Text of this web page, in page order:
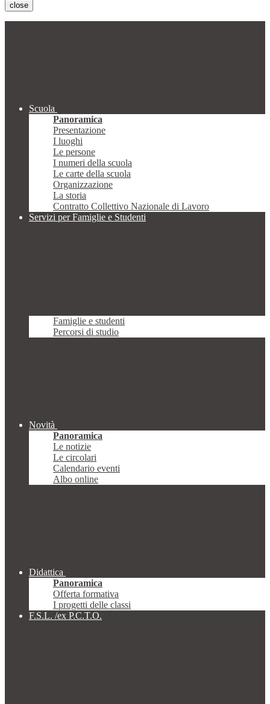
close
Scuola
Panoramica
Presentazione
I luoghi
Le persone
I numeri della scuola
Le carte della scuola
Organizzazione
La storia
Contratto Collettivo Nazionale di Lavoro
Servizi per Famiglie e Studenti
Famiglie e studenti
Percorsi di studio
Novità
Panoramica
Le notizie
Le circolari
Calendario eventi
Albo online
Didattica
Panoramica
Offerta formativa
I progetti delle classi
F.S.L. /ex P.C.T.O.